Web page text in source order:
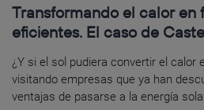
Transformando el calor en
eficientes. El caso de
¿Y si el sol pudiera convertir el
visitando empresas que ya han
ventajas de pasarse a la energía